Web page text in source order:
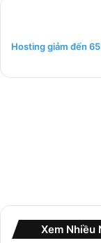
Hosting giảm đến
Xem Nhiều